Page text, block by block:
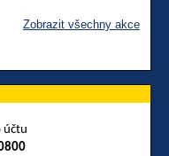
Zobrazit všechny akce
účtu